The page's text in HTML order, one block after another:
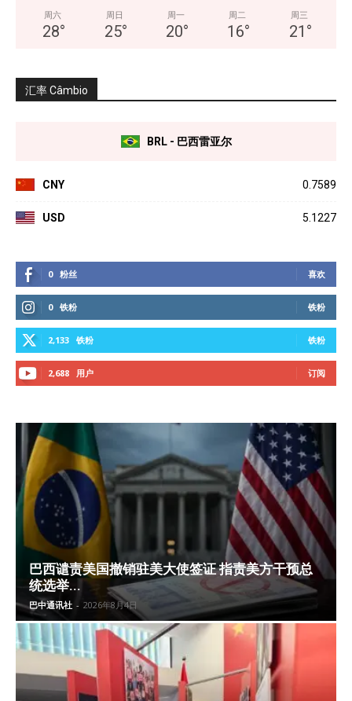
周六
28°
周日
25°
周一
20°
周二
16°
周三
21 °
汇率 Câmbio
BRL - 巴西雷亚尔
CNY 0.7589
USD 5.1227
0 粉丝 喜欢
0 铁粉 铁粉
2,133 铁粉 铁粉
2,688 用户 订阅
巴西谴责美国撤销驻美大使签证 指责美方干预总
统选举...
巴中通讯社 - 2026年8月4日